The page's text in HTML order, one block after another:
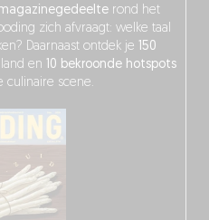
rond het
zich afvraagt: welke taal
Daarnaast ontdek je 150
en 10 bekroonde hotspots
culinaire scene.